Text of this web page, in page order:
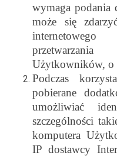
wymaga
może się
Użytkowników, o
Podczas
pobierane
umożliwiać
szczególności
komputera
IP dostawcy